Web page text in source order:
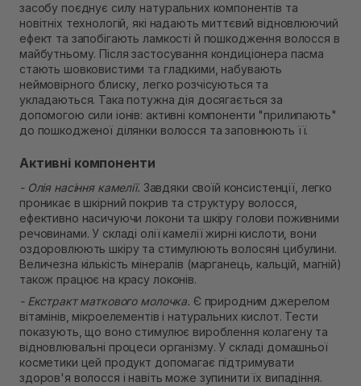
засобу поєднує силу натуральних компонентів та
новітніх технологій, які надають миттєвий відновлюючий
ефект та запобігають ламкості й пошкодження волосся в
майбутньому. Після застосування кондиціонера пасма
стають шовковистими та гладкими, набувають
неймовірного блиску, легко розчісуються та
укладаються. Така потужна дія досягається за
допомогою сили іонів: активні компоненти "прилипають"
до пошкодженої ділянки волосся та заповнюють її.
Активні компоненти
- Олія насіння камелії. Завдяки своїй консистенції, легко
проникає в шкірний покрив та структуру волосся,
ефективно насичуючи локони та шкіру голови поживними
речовинами. У складі олії камелії жирні кислоти, вони
оздоровлюють шкіру та стимулюють волосяні цибулини.
Величезна кількість мінералів (марганець, кальцій, магній)
також працює на красу локонів.
- Екстракт маткового молочка. Є природним джерелом
вітамінів, мікроелементів і натуральних кислот. Тести
показують, що воно стимулює вироблення колагену та
відновлювальні процеси організму. У складі домашньої
косметики цей продукт допомагає підтримувати
здоров'я волосся і навіть може зупинити їх випадіння.